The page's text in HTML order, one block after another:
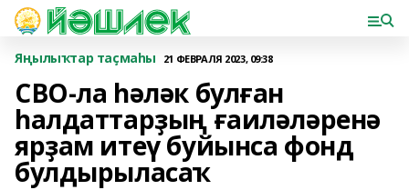
Яңылыҡтар таҫмаһы 21 ФЕВРАЛЯ 2023, 09:38
СВО-ла һәләк булған
һалдаттарҙың ғаиләләренә
ярҙам итеү буйынса фонд
булдырыласаҡ